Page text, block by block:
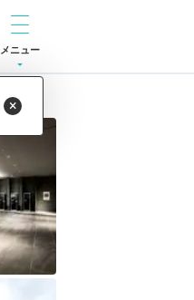
メニュー